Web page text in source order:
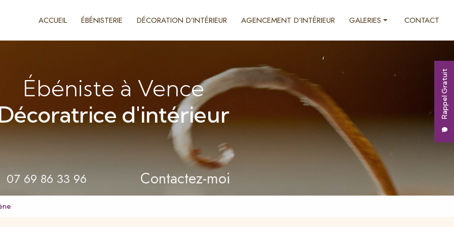
Rappel Gratuit
ACCUEIL ÉBÉNISTERIE DÉCORATION D’INTÉRIEUR AGENCEMENT D’INTÉRIEUR GALERIES CONTACT
Ébéniste à Vence
d'intérieur
07 69 86 33 96 Contactez-moi